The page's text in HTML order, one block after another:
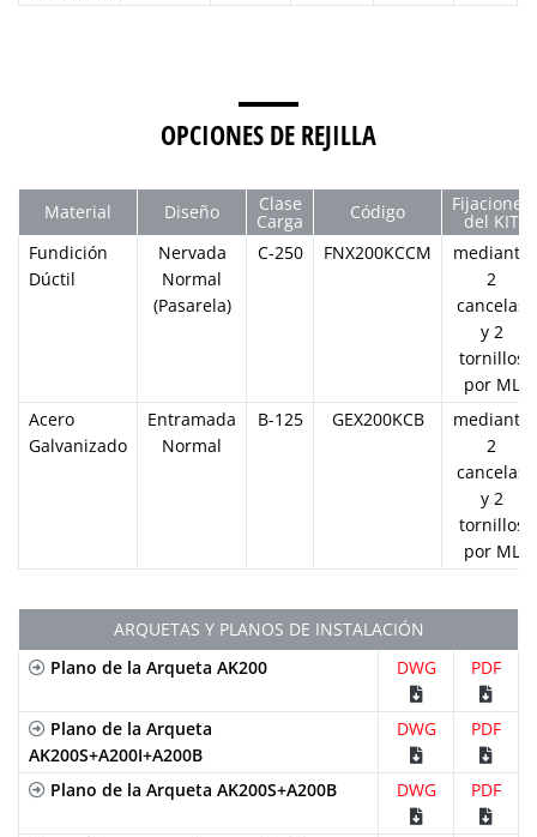
OPCIONES DE REJILLA
Material Diseño Clase
Carga Código Fijaciones
del KIT
Fundición
Dúctil
Nervada
Normal
(Pasarela)
C-250 FNX200KCCM
mediante
2
cancelas
y 2
tornillos
por ML
Acero
Galvanizado
Entramada
Normal
B-125 GEX200KCB
mediante
2
cancelas
y 2
tornillos
por ML
ARQUETAS Y PLANOS DE INSTALACIÓN
Plano de la Arqueta AK200
DWG PDF
Plano de la Arqueta
AK200S+A200I+A200B
DWG PDF
Plano de la Arqueta AK200S+A200B DWG PDF